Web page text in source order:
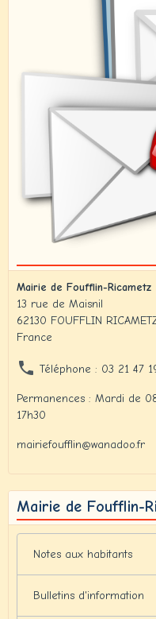
Mairie de Foufflin-Ricametz
13 rue de Maisnil
62130 FOUFFLIN
France
Téléphone : 03 21 47
Permanences : Mardi de
17h30
mairiefoufflin@wanadoo.fr
Mairie de Foufflin-
Notes aux habitants
Bulletins d'information